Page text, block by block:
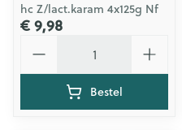
hc Z/lact.karam 4x125g Nf
€ 9,98
Bestel